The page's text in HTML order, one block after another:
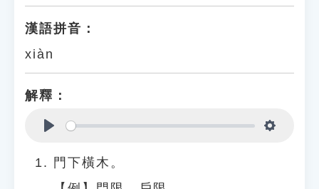
漢語拼音：
xiàn
解釋：
門下橫木。